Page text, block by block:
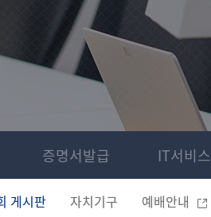
증명서발급 IT서비스
게시판 자치기구 예배안내